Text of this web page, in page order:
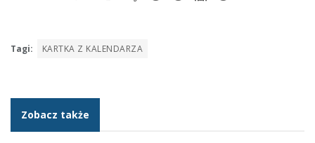
Tagi: KARTKA Z KALENDARZA
Zobacz także